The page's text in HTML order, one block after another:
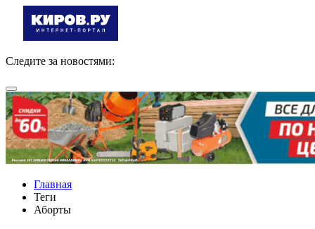
Следите за новостями:
Главная
Теги
Аборты